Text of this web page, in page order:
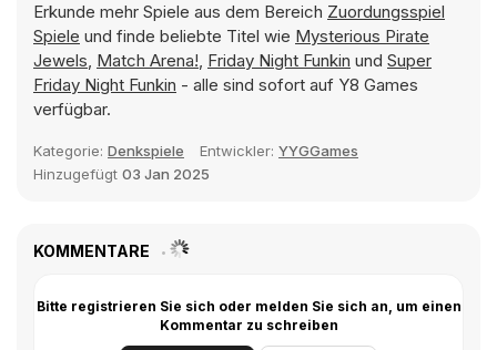
Erkunde mehr Spiele aus dem Bereich Zuordungsspiel
Spiele und finde beliebte Titel wie Mysterious Pirate
Jewels, Match Arena!, Friday Night Funkin und Super
Friday Night Funkin - alle sind sofort auf Y8 Games
verfügbar.
Kategorie: Denkspiele Entwickler: YYGGames
Hinzugefügt 03 Jan 2025
KOMMENTARE
Bitte registrieren Sie sich oder melden Sie sich an, um einen
Kommentar zu schreiben